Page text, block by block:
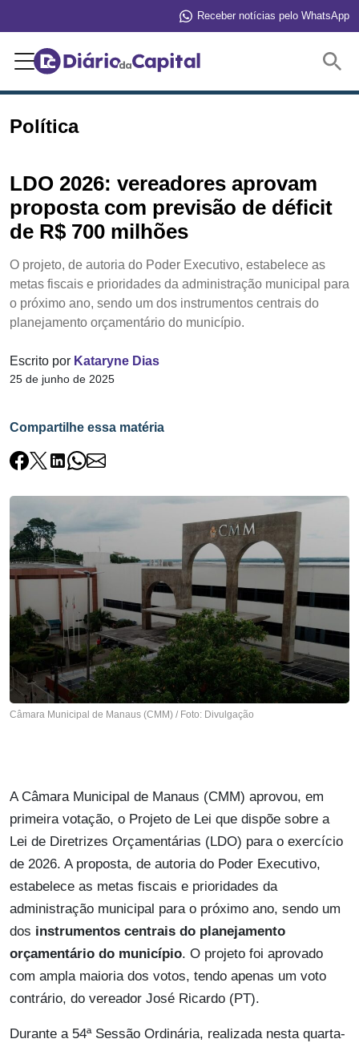
Receber notícias pelo WhatsApp
Política
LDO 2026: vereadores aprovam
proposta com previsão de déficit
de R$ 700 milhões
O projeto, de autoria do Poder Executivo, estabelece as
metas fiscais e prioridades da administração municipal para
o próximo ano, sendo um dos instrumentos centrais do
planejamento orçamentário do município.
Escrito por Kataryne Dias
25 de junho de 2025
Compartilhe essa matéria
Câmara Municipal de Manaus (CMM) / Foto: Divulgação
A Câmara Municipal de Manaus (CMM) aprovou, em
primeira votação, o Projeto de Lei que dispõe sobre a
Lei de Diretrizes Orçamentárias (LDO) para o exercício
de 2026. A proposta, de autoria do Poder Executivo,
estabelece as metas fiscais e prioridades da
administração municipal para o próximo ano, sendo um
dos instrumentos centrais do planejamento
orçamentário do município. O projeto foi aprovado
com ampla maioria dos votos, tendo apenas um voto
contrário, do vereador José Ricardo (PT).
Durante a 54ª Sessão Ordinária, realizada nesta quarta-